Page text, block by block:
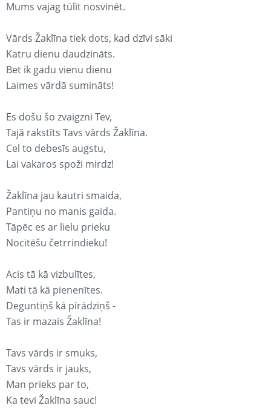
Mums vajag tūlīt nosvinēt.
Vārds Žaklīna tiek dots, kad dzīvi sāki
Katru dienu daudzināts.
Bet ik gadu vienu dienu
Laimes vārdā sumināts!
Es došu šo zvaigzni Tev,
Tajā rakstīts Tavs vārds Žaklīna.
Cel to debesīs augstu,
Lai vakaros spoži mirdz!
Žaklīna jau kautri smaida,
Pantiņu no manis gaida.
Tāpēc es ar lielu prieku
Nocitēšu četrrindieku!
Acis tā kā vizbulītes,
Mati tā kā pienenītes.
Deguntiņš kā pīrādziņš -
Tas ir mazais Žaklīna!
Tavs vārds ir smuks,
Tavs vārds ir jauks,
Man prieks par to,
Ka tevi Žaklīna sauc!